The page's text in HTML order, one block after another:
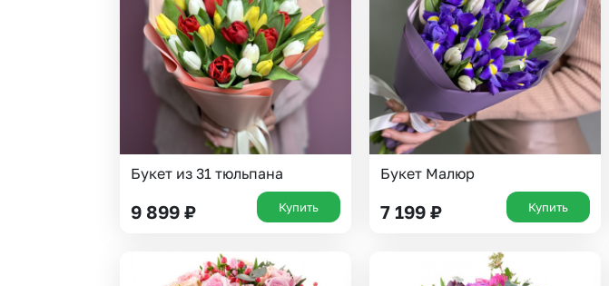
Гипсофила
Гортензии
Ирисы
Каллы
Суккуленты
Тюльпаны
Фрезия
Эустома
Букет из 31 тюльпана
9 899 ₽ Купить
Букет Малюр
7 199 ₽ Купить